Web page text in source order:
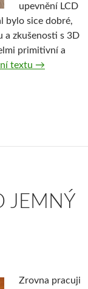
upevnění LCD
bylo sice dobré,
a zkušenosti s 3D
primitivní a
textu Využití 3D
→
JEMNÝ
Zrovna pracuji